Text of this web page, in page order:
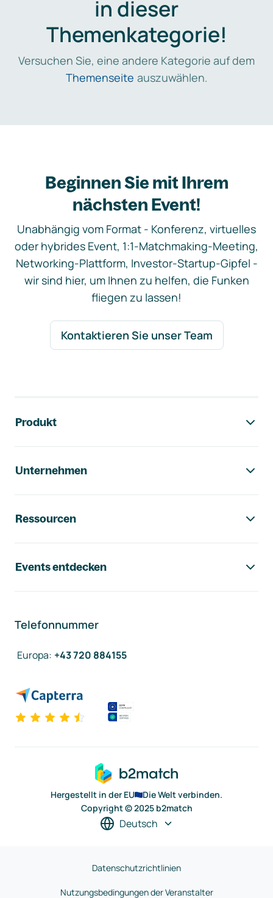
in dieser
Themenkategorie!
Versuchen Sie, eine andere Kategorie auf dem
Themenseite auszuwählen.
Beginnen Sie mit Ihrem
nächsten Event!
Unabhängig vom Format - Konferenz, virtuelles
oder hybrides Event, 1:1-Matchmaking-Meeting,
Networking-Plattform, Investor-Startup-Gipfel -
wir sind hier, um Ihnen zu helfen, die Funken
fliegen zu lassen!
Kontaktieren Sie unser Team
Produkt
Unternehmen
Ressourcen
Events entdecken
Telefonnummer
Europa: +43 720 884155
Hergestellt in der EU
Die Welt verbinden.
Copyright © 2025 b2match
Deutsch
Datenschutzrichtlinien
Nutzungsbedingungen der Veranstalter